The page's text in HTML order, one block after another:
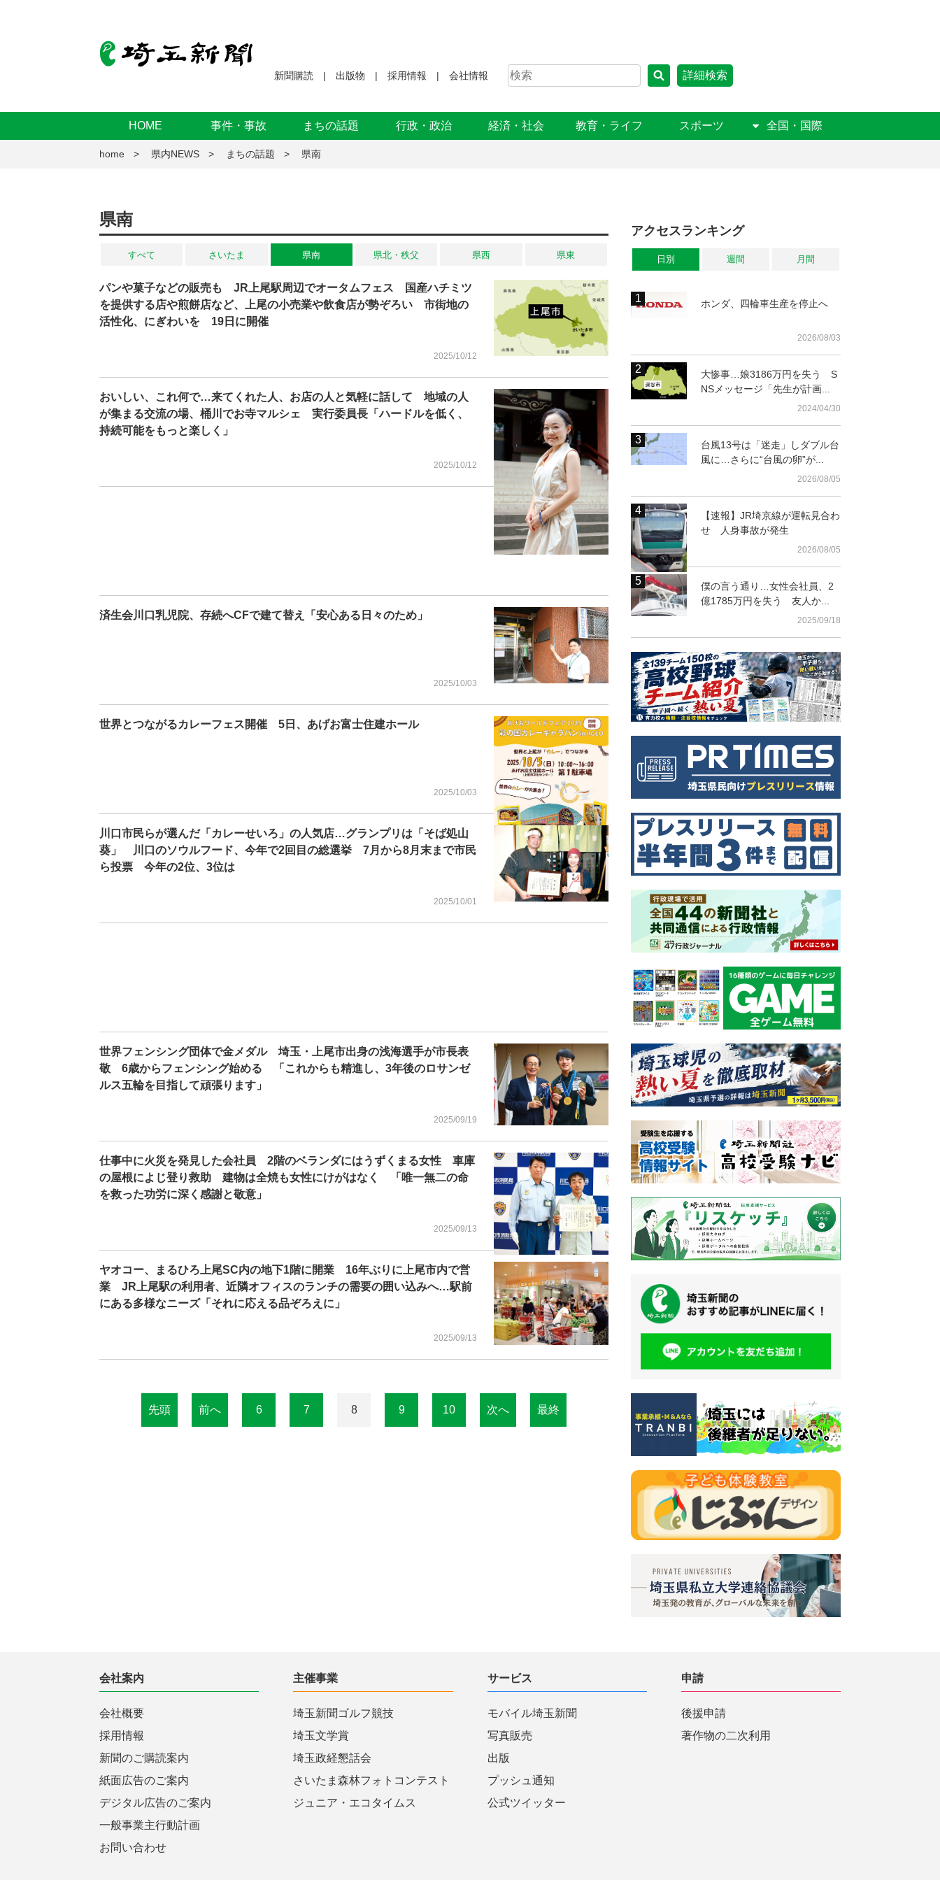
新聞購読 出版物 採用情報 会社情報 詳細検索
HOME 事件・事故 まちの話題 行政・政治 経済・社会 教育・ライフ スポーツ 全国・国際
home 県内NEWS まちの話題 県南
県南
すべて さいたま 県南 県北・秩父 県西 県東
パンや菓子などの販売も JR上尾駅周辺でオータムフェス 国産ハチミツ
を提供する店や煎餅店など、上尾の小売業や飲食店が勢ぞろい 市街地の
活性化、にぎわいを 19日に開催
2025/10/12
おいしい、これ何で…来てくれた人、お店の人と気軽に話して 地域の人
が集まる交流の場、桶川でお寺マルシェ 実行委員長「ハードルを低く、
持続可能をもっと楽しく」
2025/10/12
済生会川口乳児院、存続へCFで建て替え「安心ある日々のため」
2025/10/03
世界とつながるカレーフェス開催 5日、あげお富士住建ホール
2025/10/03
川口市民らが選んだ「カレーせいろ」の人気店…グランプリは「そば処山
葵」 川口のソウルフード、今年で2回目の総選挙 7月から8月末まで市民
ら投票 今年の2位、3位は
2025/10/01
世界フェンシング団体で金メダル 埼玉・上尾市出身の浅海選手が市長表
敬 6歳からフェンシング始める 「これからも精進し、3年後のロサンゼ
ルス五輪を目指して頑張ります」
2025/09/19
仕事中に火災を発見した会社員 2階のベランダにはうずくまる女性 車庫
の屋根によじ登り救助 建物は全焼も女性にけがはなく 「唯一無二の命
を救った功労に深く感謝と敬意」
2025/09/13
ヤオコー、まるひろ上尾SC内の地下1階に開業 16年ぶりに上尾市内で営
業 JR上尾駅の利用者、近隣オフィスのランチの需要の囲い込みへ…駅前
にある多様なニーズ「それに応える品ぞろえに」
2025/09/13
先頭 前へ 6 7 8 9 10 次へ 最終
アクセスランキング
日別 週間 月間
ホンダ、四輪車生産を停止へ
2026/08/03
大惨事…娘3186万円を失う S
NSメッセージ「先生が計画...
2024/04/30
台風13号は「迷走」しダブル台
風に…さらに“台風の卵”が...
2026/08/05
【速報】JR埼京線が運転見合わ
せ 人身事故が発生
2026/08/05
僕の言う通り…女性会社員、2
億1785万円を失う 友人か...
2025/09/18
会社案内
会社概要
採用情報
新聞のご購読案内
紙面広告のご案内
デジタル広告のご案内
一般事業主行動計画
お問い合わせ
主催事業
埼玉新聞ゴルフ競技
埼玉文学賞
埼玉政経懇話会
さいたま森林フォトコンテスト
ジュニア・エコタイムス
サービス
モバイル埼玉新聞
写真販売
出版
プッシュ通知
公式ツイッター
申請
後援申請
著作物の二次利用